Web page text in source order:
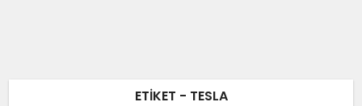
ETIKET - TESLA